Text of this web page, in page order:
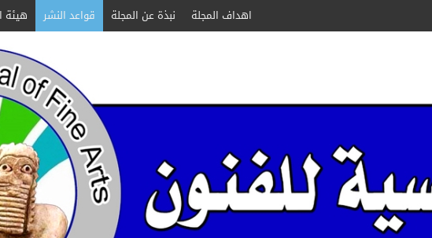
اهداف المجلة نبذة عن المجلة قواعد النشر هيئة